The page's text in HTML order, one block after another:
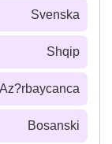
Svenska
Shqip
Az?rbaycanca
Bosanski